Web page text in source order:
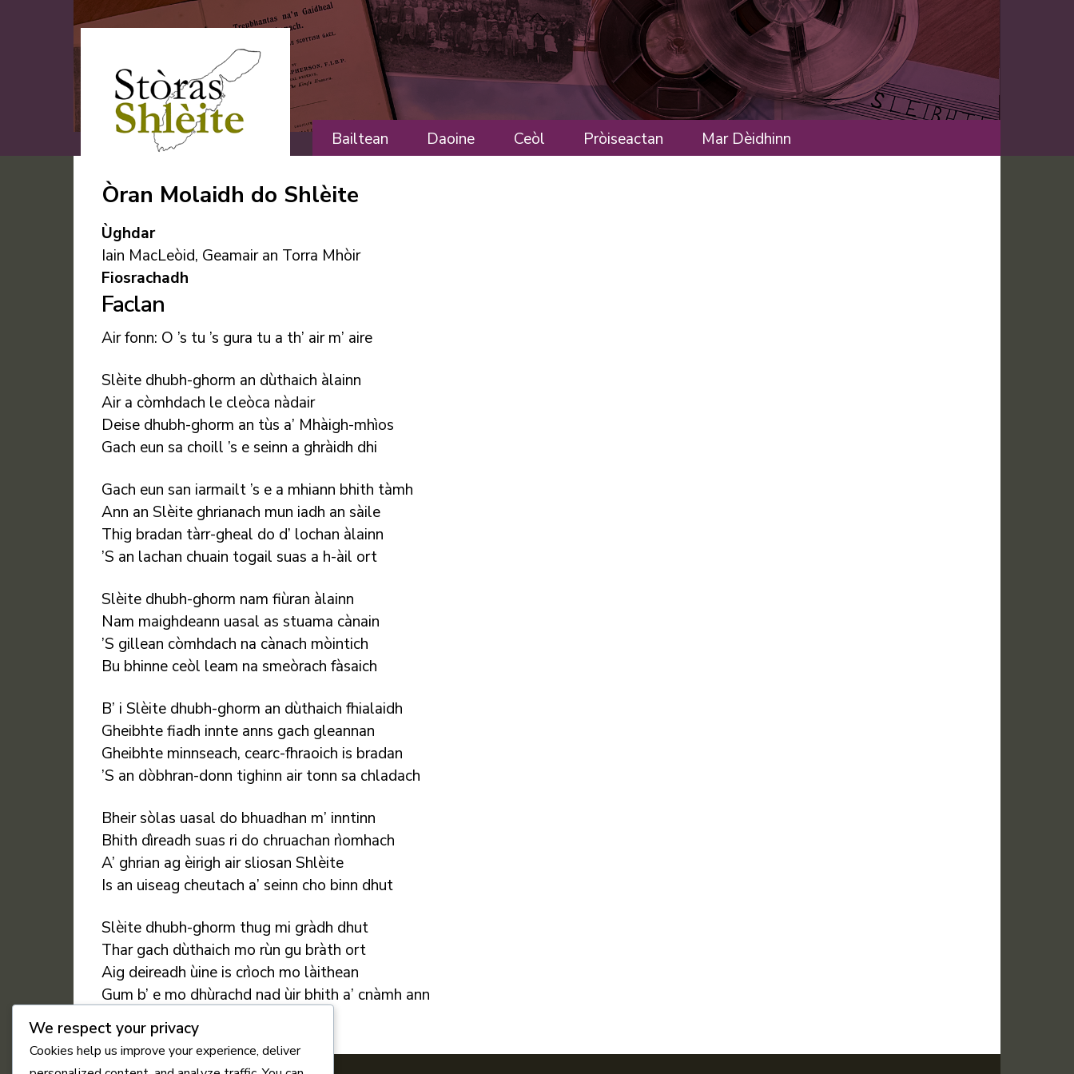
Bailtean Daoine Ceòl Pròiseactan Mar Dèidhinn
Òran Molaidh do Shlèite
Ùghdar
Iain MacLeòid, Geamair an Torra Mhòir
Fiosrachadh
Faclan
Air fonn: O ’s tu ’s gura tu a th’ air m’ aire
Slèite dhubh-ghorm an dùthaich àlainn
Air a còmhdach le cleòca nàdair
Deise dhubh-ghorm an tùs a’ Mhàigh-mhìos
Gach eun sa choill ’s e seinn a ghràidh dhi
Gach eun san iarmailt ’s e a mhiann bhith tàmh
Ann an Slèite ghrianach mun iadh an sàile
Thig bradan tàrr-gheal do d’ lochan àlainn
’S an lachan chuain togail suas a h-àil ort
Slèite dhubh-ghorm nam fiùran àlainn
Nam maighdeann uasal as stuama cànain
’S gillean còmhdach na cànach mòintich
Bu bhinne ceòl leam na smeòrach fàsaich
B’ i Slèite dhubh-ghorm an dùthaich fhialaidh
Gheibhte fiadh innte anns gach gleannan
Gheibhte minnseach, cearc-fhraoich is bradan
’S an dòbhran-donn tighinn air tonn sa chladach
Bheir sòlas uasal do bhuadhan m’ inntinn
Bhith dìreadh suas ri do chruachan rìomhach
A’ ghrian ag èirigh air sliosan Shlèite
Is an uiseag cheutach a’ seinn cho binn dhut
Slèite dhubh-ghorm thug mi gràdh dhut
Thar gach dùthaich mo rùn gu bràth ort
Aig deireadh ùine is crìoch mo làithean
Gum b’ e mo dhùrachd nad ùir bhith a’ cnàmh ann
Back
To
Top
We respect your privacy
Cookies help us improve your experience, deliver